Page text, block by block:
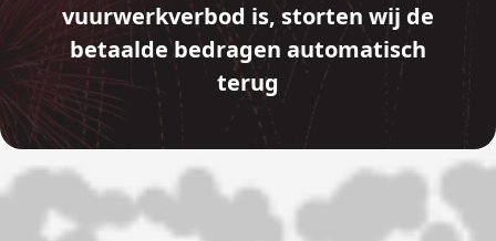
vuurwerkverbod is, storten wij de
betaalde bedragen automatisch
terug